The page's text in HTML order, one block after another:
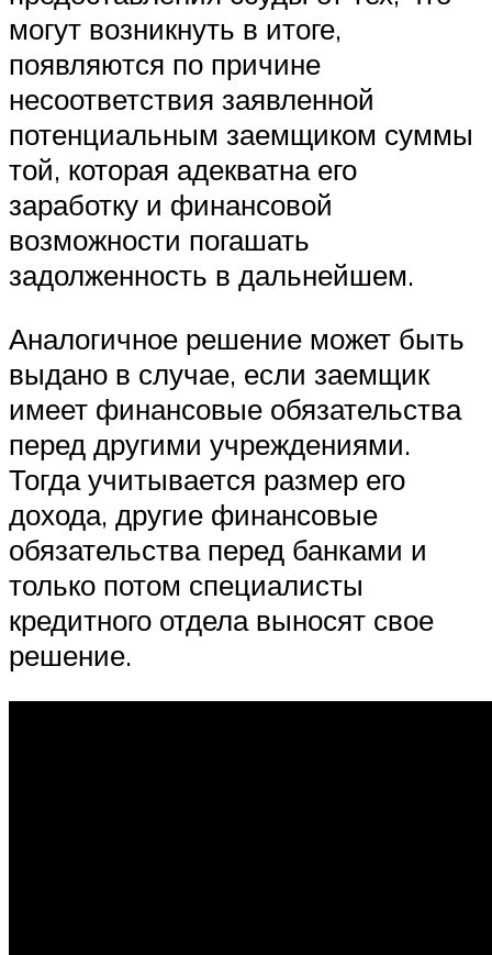
могут возникнуть в итоге,
появляются по причине
несоответствия заявленной
потенциальным заемщиком суммы
той, которая адекватна его
заработку и финансовой
возможности погашать
задолженность в дальнейшем.
Аналогичное решение может быть
выдано в случае, если заемщик
имеет финансовые обязательства
перед другими учреждениями.
Тогда учитывается размер его
дохода, другие финансовые
обязательства перед банками и
только потом специалисты
кредитного отдела выносят свое
решение.